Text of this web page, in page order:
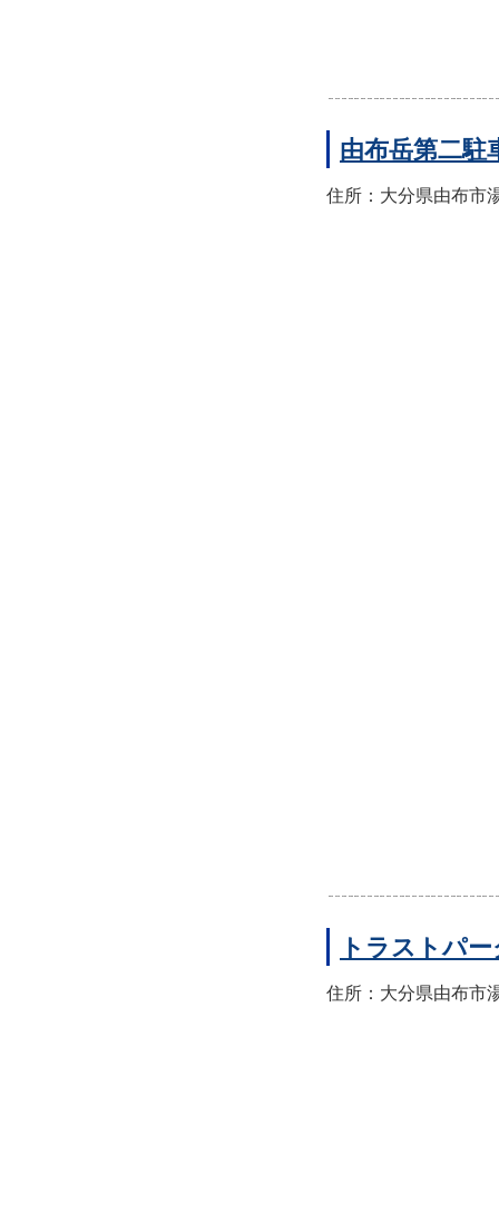
由布岳第二駐
住所：大分県由布市
トラストパ
住所：大分県由布市